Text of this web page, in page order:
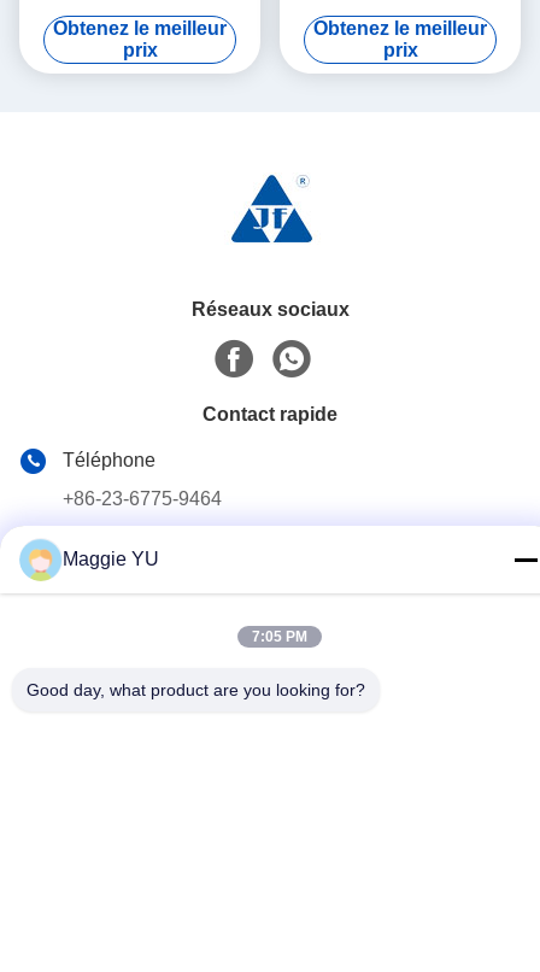
capacité 300 TPD
Obtenez le meilleur
prix
ISO9001 380V de gaz
naturel
Obtenez le meilleur
prix
Réseaux sociaux
Contact rapide
Téléphone
+86-23-6775-9464
E-mail
Maggie YU
7:05 PM
Good day, what product are you looking for?